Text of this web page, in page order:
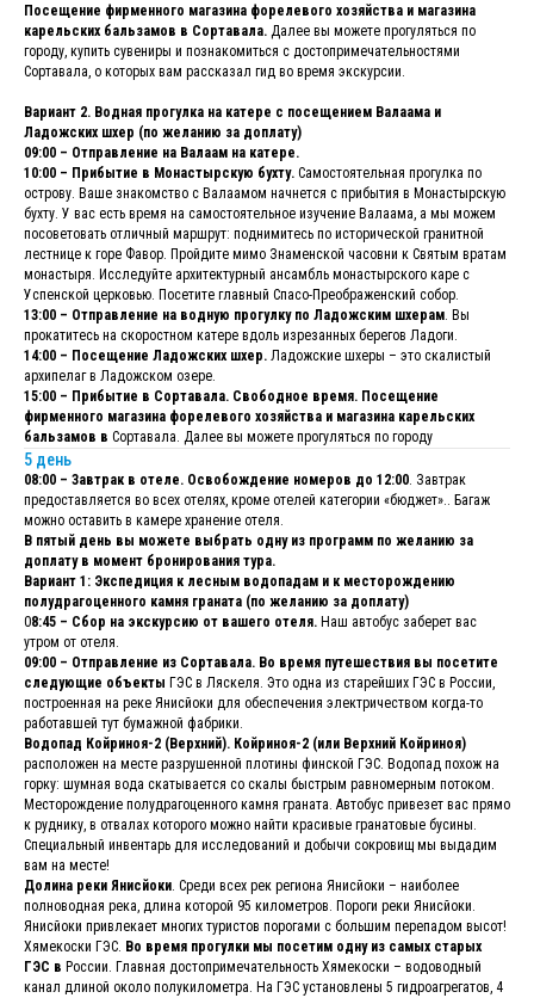
Посещение фирменного магазина форелевого хозяйства и магазина
карельских бальзамов в Сортавала. Далее вы можете прогуляться по
городу, купить сувениры и познакомиться с достопримечательностями
Сортавала, о которых вам рассказал гид во время экскурсии.
Вариант 2. Водная прогулка на катере с посещением Валаама и
Ладожских шхер (по желанию за доплату)
09:00 – Отправление на Валаам на катере.
10:00 – Прибытие в Монастырскую бухту. Самостоятельная прогулка по
острову. Ваше знакомство с Валаамом начнется с прибытия в Монастырскую
бухту. У вас есть время на самостоятельное изучение Валаама, а мы можем
посоветовать отличный маршрут: поднимитесь по исторической гранитной
лестнице к горе Фавор. Пройдите мимо Знаменской часовни к Святым вратам
монастыря. Исследуйте архитектурный ансамбль монастырского каре с
Успенской церковью. Посетите главный Спасо-Преображенский собор.
13:00 – Отправление на водную прогулку по Ладожским шхерам . Вы
прокатитесь на скоростном катере вдоль изрезанных берегов Ладоги.
14:00 – Посещение Ладожских шхер. Ладожские шхеры – это скалистый
архипелаг в Ладожском озере.
15:00 – Прибытие в Сортавала. Свободное время. Посещение
фирменного магазина форелевого хозяйства и магазина карельских
бальзамов в Сортавала. Далее вы можете прогуляться по городу
5 день
08:00 – Завтрак в отеле. Освобождение номеров до 12:00 . Завтрак
предоставляется во всех отелях, кроме отелей категории «бюджет».. Багаж
можно оставить в камере хранение отеля.
В пятый день вы можете выбрать одну из программ по желанию за
доплату в момент бронирования тура.
Вариант 1: Экспедиция к лесным водопадам и к месторождению
полудрагоценного камня граната (по желанию за доплату)
08:45 – Сбор на экскурсию от вашего отеля. Наш автобус заберет вас
утром от отеля.
09:00 – Отправление из Сортавала. Во время путешествия вы посетите
следующие объекты ГЭС в Ляскеля. Это одна из старейших ГЭС в России,
построенная на реке Янисйоки для обеспечения электричеством когда-то
работавшей тут бумажной фабрики.
Водопад Койриноя-2 (Верхний). Койриноя-2 (или Верхний Койриноя)
расположен на месте разрушенной плотины финской ГЭС. Водопад похож на
горку: шумная вода скатывается со скалы быстрым равномерным потоком.
Месторождение полудрагоценного камня граната. Автобус привезет вас прямо
к руднику, в отвалах которого можно найти красивые гранатовые бусины.
Специальный инвентарь для исследований и добычи сокровищ мы выдадим
вам на месте!
Долина реки Янисйоки . Среди всех рек региона Янисйоки – наиболее
полноводная река, длина которой 95 километров. Пороги реки Янисйоки.
Янисйоки привлекает многих туристов порогами с большим перепадом высот!
Хямекоски ГЭС. Во время прогулки мы посетим одну из самых старых
ГЭС в России. Главная достопримечательность Хямекоски – водоводный
канал длиной около полукилометра. На ГЭС установлены 5 гидроагрегатов, 4